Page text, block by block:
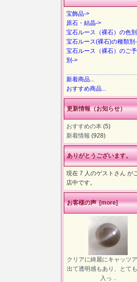
宝飾品->
原石・結晶->
宝石ルース（裸石）の色
宝石ルース(裸石)の種類別
宝石ルース（裸石）のご
別->
新着商品...
おすすめ商品...
更新情報（お知らせ）
おすすめの本 (5)
新着情報 (928)
ありがとうございます。
現在 7 人のゲストさん が
店中です。
お客様の声 [more]
クリアに綺麗にキャッツ
出て透明感もあり、とて
入っ ..